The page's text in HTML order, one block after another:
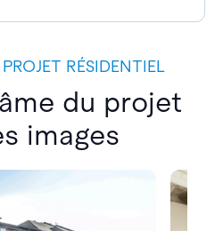
RÉSIDENTIEL
du projet
images